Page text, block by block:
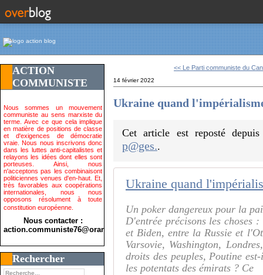
ACTION
COMMUNISTE
Nous sommes un mouvement
communiste au sens marxiste du
terme. Avec ce que cela implique
en matière de positions de classe
et d'exigences de démocratie
vraie. Nous nous inscrivons donc
dans les luttes anti-capitalistes et
relayons les idées dont elles sont
porteuses. Ainsi, nous
n'acceptons pas les combinaisont
politiciennes venues d'en-haut. Et,
très favorables aux coopérations
internationales, nous nous
opposons résolument à toute
constitution européenne.
Nous contacter :
action.communiste76@orange.fr>
Rechercher
<< Le Parti communiste du
14 février 2022
Ukraine quand
Cet article est reposté
p@ges..
Ukraine quand
Un poker dangereux pour la
D'entrée précisons les choses
et Biden, entre la Russie et
Varsovie, Washington,
droits des peuples, Poutine
les potentats des émirats ? Ce